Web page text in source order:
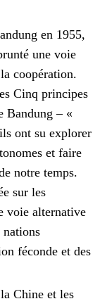
en 1955,
une voie
coopération.
Cinq principes
Bandung – «
ont su explorer
et faire
notre temps.
sur les
voie alternative
féconde et des
Chine et les